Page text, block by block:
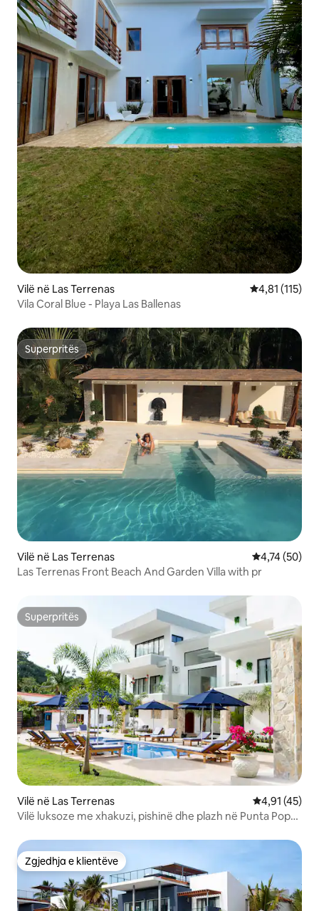
Vilë në Las Terrenas Vlerësimi
4,81 (115)
Vila Coral Blue - Playa Las Ballenas
Superpritës
Superpritës
Vilë në Las Terrenas Vlerësimi
4,74 (50)
Las Terrenas Front Beach And Garden Villa with pr
Superpritës
Superpritës
Vilë në Las Terrenas Vlerësimi
4,91 (45)
Vilë luksoze me xhakuzi, pishinë dhe plazh në Punta Popy
Zgjedhja e klientëve
Zgjedhja e klientëve